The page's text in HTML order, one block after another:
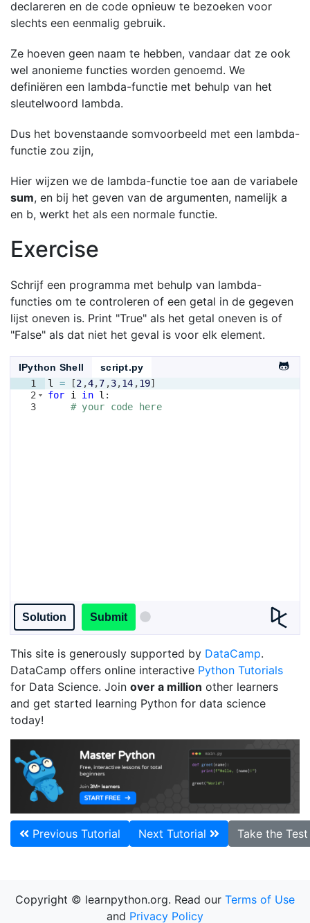
declareren en de code opnieuw te bezoeken voor
slechts een eenmalig gebruik.
Ze hoeven geen naam te hebben, vandaar dat ze ook
wel anonieme functies worden genoemd. We
definiëren een lambda-functie met behulp van het
sleutelwoord lambda.
Dus het bovenstaande somvoorbeeld met een lambda-
functie zou zijn,
Hier wijzen we de lambda-functie toe aan de variabele
sum, en bij het geven van de argumenten, namelijk a
en b, werkt het als een normale functie.
Exercise
Schrijf een programma met behulp van lambda-
functies om te controleren of een getal in de gegeven
lijst oneven is. Print "True" als het getal oneven is of
"False" als dat niet het geval is voor elk element.
IPython Shell
script.py
1
2
3
l = [2 ,4,7 ,3,14 ,19]
for
i in l :
# your code here
Solution Submit
This site is generously supported by DataCamp.
DataCamp offers online interactive Python Tutorials
for Data Science. Join over a million other learners
and get started learning Python for data science
today!
Previous Tutorial Next Tutorial Take the
Copyright © learnpython.org. Read our Terms of Use
and Privacy Policy